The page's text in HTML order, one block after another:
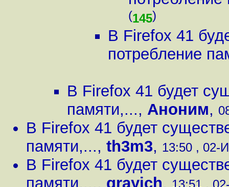
(145)
В Firefox 41
потребление
В Firefox 41 будет
памяти,..., Аноним,
В Firefox 41 будет
памяти,..., th3m3, 13:50 , 02-
В Firefox 41 будет
памяти,..., grayich, 13:51 ,